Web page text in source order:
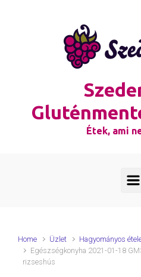
Étek, ami
Home Üzlet
Hagyományos
Egészségkonyha 2021-01-18
rizseshús